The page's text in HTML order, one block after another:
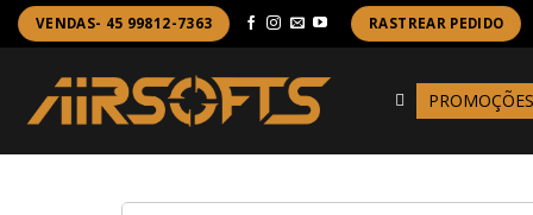
Skip
to
content
VENDAS- 45 99812-7363 RASTREAR PEDIDO
PROMOÇÕES